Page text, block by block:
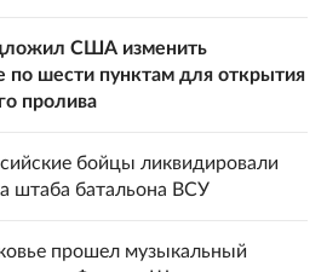
США изменить
по шести пунктам для открытия
пролива
бойцы ликвидировали
штаба батальона ВСУ
прошел музыкальный